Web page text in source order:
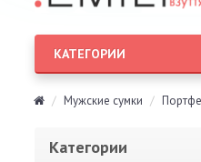
КАТЕГОРИИ
Мужские сумки
Категории